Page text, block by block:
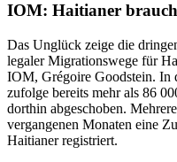
IOM: Haitianer
Das Unglück zeige die
legaler Migrationswege für
IOM, Grégoire Goodstein. In
zufolge bereits mehr als 86
dorthin abgeschoben.
vergangenen Monaten eine
Haitianer registriert.